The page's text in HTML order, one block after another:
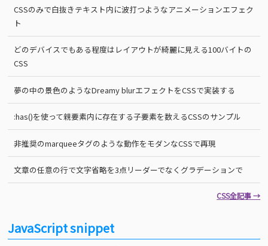
CSSのみで白抜きテキスト内に波打つようなアニメーションエフェク
ト
どのデバイスでもある程度はレイアウトが綺麗に見える100バイトの
CSS
夢の中の景色のようなDreamy blurエフェクトをCSSで実装する
:has()を使って親要素内に存在する子要素を数えるCSSのサンプル
非推奨のmarqueeタグのような動作をモダンなCSSで再現
文章の任意の行で文字省略を3点リーダーでなくグラデーションで
CSS全記事 →
JavaScript snippet